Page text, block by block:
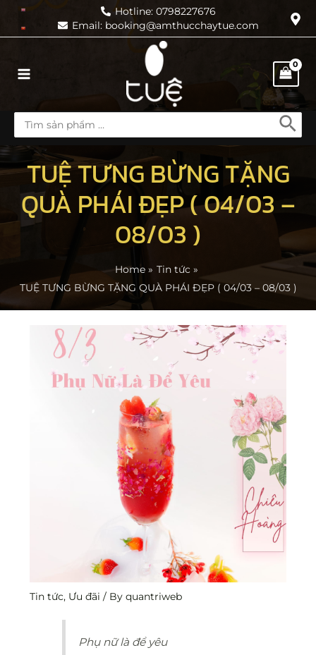
Hotline: 0798227676
Email: booking@amthucchaytue.com
Menu
Search
for:
TUỆ TƯNG BỪNG TẶNG
QUÀ PHÁI ĐẸP ( 04/03 –
08/03 )
Home
Tin tức
TUỆ TƯNG BỪNG TẶNG QUÀ PHÁI ĐẸP ( 04/03 – 08/03 )
Tin tức, Ưu đãi / By quantriweb
Phụ nữ là để yêu